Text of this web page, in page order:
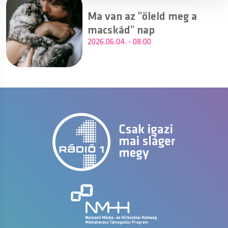
Ma van az "öleld meg a
macskád" nap
2026.06.04. - 08:00